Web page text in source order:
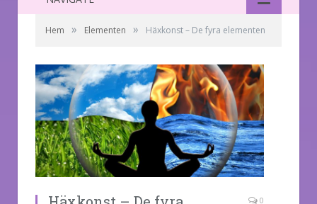
Hem » Elementen » Häxkonst – De fyra elementen
0